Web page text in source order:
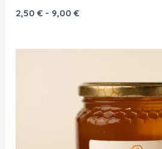
2,50€ - 9,00€Fascia
da
9,00 €